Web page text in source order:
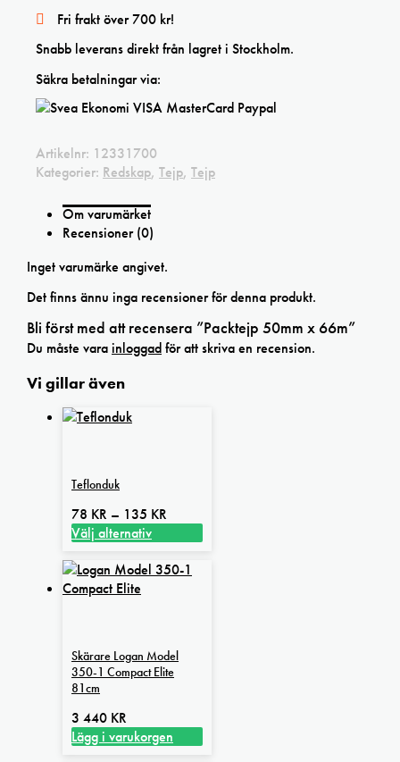
Fri frakt över 700 kr!
Snabb leverans direkt från lagret i Stockholm.
Säkra betalningar via:
Artikelnr: 12331700
Kategorier: Redskap, Tejp, Tejp
Om varumärket
Recensioner (0)
Inget varumärke angivet.
Det finns ännu inga recensioner för denna produkt.
Bli först med att recensera ”Packtejp 50mm x 66m”
Du måste varainloggadför att skriva en recension.
Vi gillar även
Teflonduk
78 KR – 135 KR
135 kr
Välj alternativ
här
produkten
De
olika
alternativen
kan
väljas
Skärare Logan Model
350-1 Compact Elite
81cm
3 440 KR
Lägg i varukorgen